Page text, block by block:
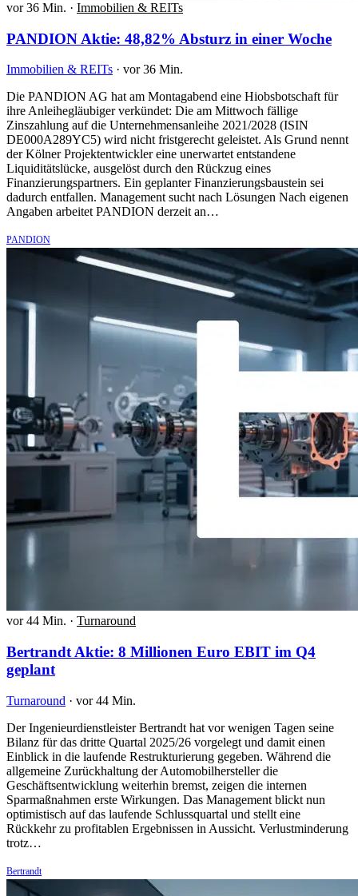
vor 36 Min. · Immobilien & REITs
PANDION Aktie: 48,82% Absturz in einer Woche
Immobilien & REITs · vor 36 Min.
Die PANDION AG hat am Montagabend eine Hiobsbotschaft für
ihre Anleihegläubiger verkündet: Die am Mittwoch fällige
Zinszahlung auf die Unternehmensanleihe 2021/2028 (ISIN
DE000A289YC5) wird nicht fristgerecht geleistet. Als Grund nennt
der Kölner Projektentwickler eine unerwartet entstandene
Liquiditätslücke, ausgelöst durch den Rückzug eines
Finanzierungspartners. Ein geplanter Finanzierungsbaustein sei
dadurch entfallen. Management sucht nach Lösungen Nach eigenen
Angaben arbeitet PANDION derzeit an…
PANDION
vor 44 Min. · Turnaround
Bertrandt Aktie: 8 Millionen Euro EBIT im Q4
geplant
Turnaround · vor 44 Min.
Der Ingenieurdienstleister Bertrandt hat vor wenigen Tagen seine
Bilanz für das dritte Quartal 2025/26 vorgelegt und damit einen
Einblick in die laufende Restrukturierung gegeben. Während die
allgemeine Zurückhaltung der Automobilhersteller die
Geschäftsentwicklung weiterhin bremst, zeigen die internen
Sparmaßnahmen erste Wirkungen. Das Management blickt nun
optimistisch auf das laufende Schlussquartal und stellt eine
Rückkehr zu profitablen Ergebnissen in Aussicht. Verlustminderung
trotz…
Bertrandt